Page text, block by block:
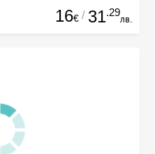
16€ / 31.29
лв.